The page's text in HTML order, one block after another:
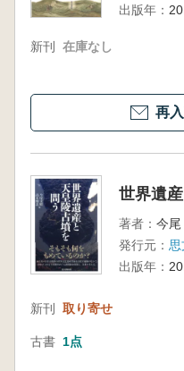
出版年：
新刊 在庫なし
再
世界遺
著者： 今
発行元：
出版年：
新刊 取り寄せ
古書 1点